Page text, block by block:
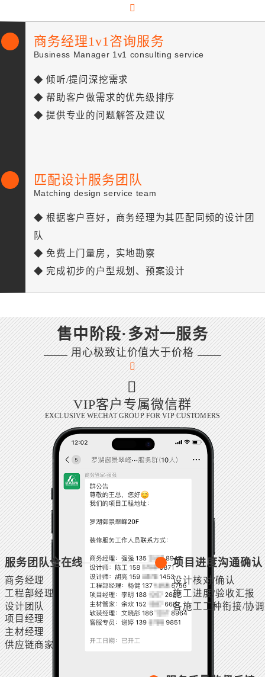
商务经理1v1咨询服务
Business Manager 1v1 consulting service
◆ 倾听/提问深挖需求
◆ 帮助客户做需求的优先级排序
◆ 提供专业的问题解答及建议
匹配设计服务团队
Matching design service team
◆ 根据客户喜好，商务经理为其匹配同频的设计团
队
◆ 免费上门量房，实地勘察
◆ 完成初步的户型规划、预案设计
售中阶段·多对一服务
用心极致让价值大于价格
VIP客户专属微信群
EXCLUSIVE WECHAT GROUP FOR VIP CUSTOMERS
服务团队全在线
商务经理
工程部经理
设计团队
项目经理
主材经理
供应链商家
项目进度沟通确认
设计核对/确认
施工进度/验收汇报
各施工工种衔接/协调